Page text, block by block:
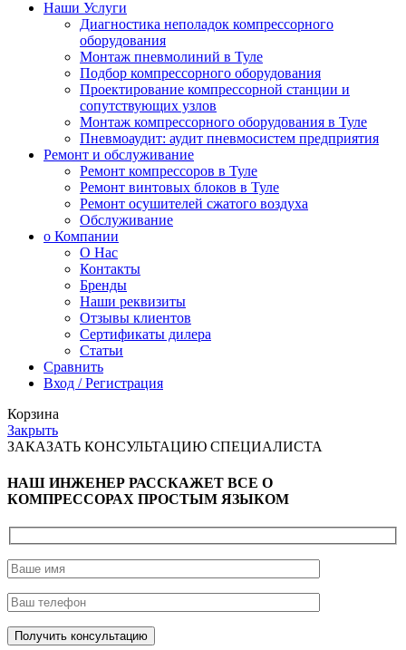
Наши Услуги
Диагностика неполадок компрессорного
оборудования
Монтаж пневмолиний в Туле
Подбор компрессорного оборудования
Проектирование компрессорной станции и
сопутствующих узлов
Монтаж компрессорного оборудования в Туле
Пневмоаудит: аудит пневмосистем предприятия
Ремонт и обслуживание
Ремонт компрессоров в Туле
Ремонт винтовых блоков в Туле
Ремонт осушителей сжатого воздуха
Обслуживание
о Компании
О Нас
Контакты
Бренды
Наши реквизиты
Отзывы клиентов
Сертификаты дилера
Статьи
Сравнить
Вход / Регистрация
Корзина
Закрыть
ЗАКАЗАТЬ КОНСУЛЬТАЦИЮ СПЕЦИАЛИСТА
НАШ ИНЖЕНЕР РАССКАЖЕТ ВСЕ О
КОМПРЕССОРАХ ПРОСТЫМ ЯЗЫКОМ